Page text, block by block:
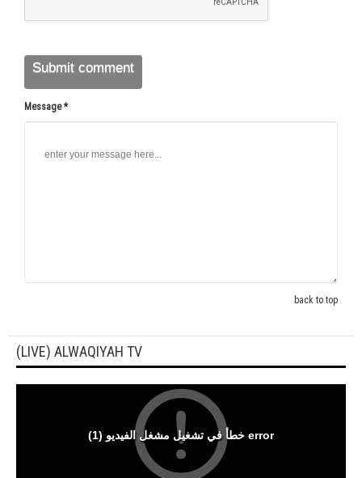
Message *
back to top
(LIVE) ALWAQIYAH TV